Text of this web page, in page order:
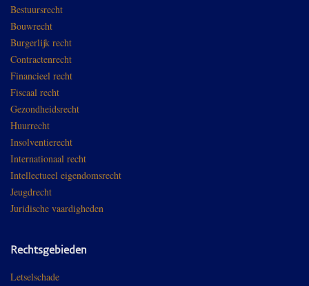
Bestuursrecht
Bouwrecht
Burgerlijk recht
Contractenrecht
Financieel recht
Fiscaal recht
Gezondheidsrecht
Huurrecht
Insolventierecht
Internationaal recht
Intellectueel eigendomsrecht
Jeugdrecht
Juridische vaardigheden
Rechtsgebieden
Letselschade